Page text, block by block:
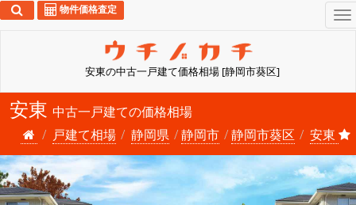
安東の中古一戸建て価格相場 [静岡市葵区]
物件価格査定
安東 中古一戸建ての価格相場
戸建て相場
静岡県 静岡市 静岡市葵区 安東